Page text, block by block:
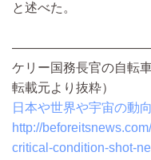
と述べた。
ケリー国務長官の自転
転載元より抜粋）
日本や世界や宇宙の動向
http://
critical-condition-shot-